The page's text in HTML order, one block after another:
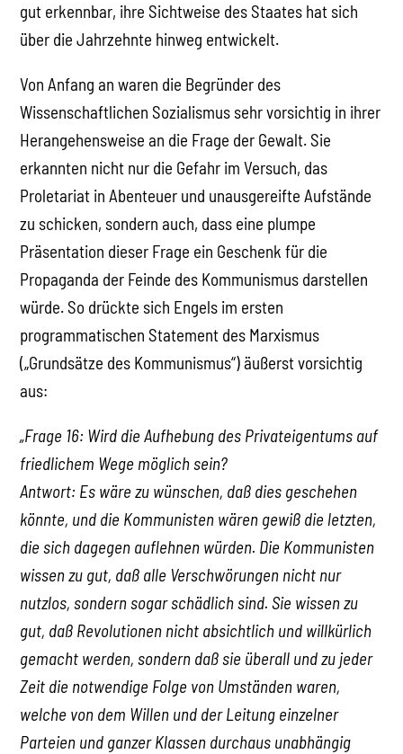
gut erkennbar, ihre Sichtweise des Staates hat sich
über die Jahrzehnte hinweg entwickelt.
Von Anfang an waren die Begründer des
Wissenschaftlichen Sozialismus sehr vorsichtig in ihrer
Herangehensweise an die Frage der Gewalt. Sie
erkannten nicht nur die Gefahr im Versuch, das
Proletariat in Abenteuer und unausgereifte Aufstände
zu schicken, sondern auch, dass eine plumpe
Präsentation dieser Frage ein Geschenk für die
Propaganda der Feinde des Kommunismus darstellen
würde. So drückte sich Engels im ersten
programmatischen Statement des Marxismus
(„Grundsätze des Kommunismus“) äußerst vorsichtig
aus:
„Frage 16: Wird die Aufhebung des Privateigentums auf
friedlichem Wege möglich sein?
Antwort: Es wäre zu wünschen, daß dies geschehen
könnte, und die Kommunisten wären gewiß die letzten,
die sich dagegen auflehnen würden. Die Kommunisten
wissen zu gut, daß alle Verschwörungen nicht nur
nutzlos, sondern sogar schädlich sind. Sie wissen zu
gut, daß Revolutionen nicht absichtlich und willkürlich
gemacht werden, sondern daß sie überall und zu jeder
Zeit die notwendige Folge von Umständen waren,
welche von dem Willen und der Leitung einzelner
Parteien und ganzer Klassen durchaus unabhängig